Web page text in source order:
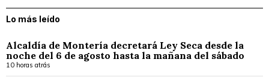
Lo más leído
Alcaldía de Montería decretará Ley Seca desde la
noche del 6 de agosto hasta la mañana del sábado
10 horas atrás